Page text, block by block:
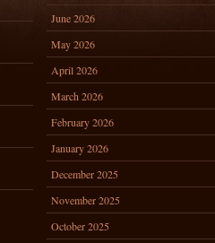
June 2026
May 2026
April 2026
March 2026
February 2026
January 2026
December 2025
November 2025
October 2025